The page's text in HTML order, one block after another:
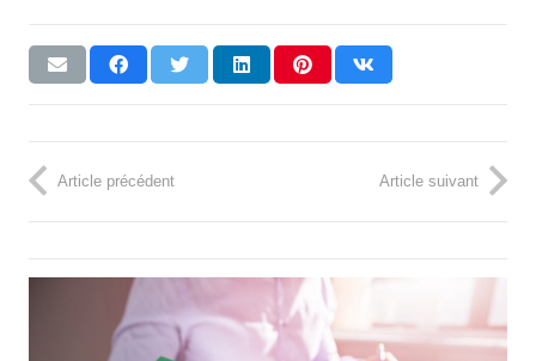
Article précédent Article suivant